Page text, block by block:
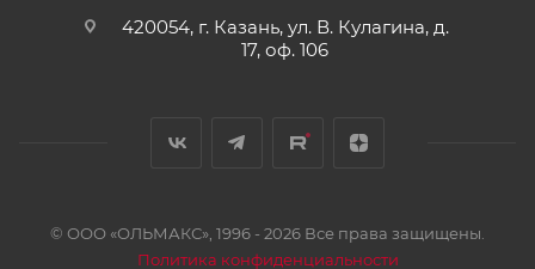
420054, г. Казань, ул. В. Кулагина, д.
17, оф. 106
© ООО «ОЛЬМАКС», 1996 - 2026 Все права защищены.
Политика конфиденциальности